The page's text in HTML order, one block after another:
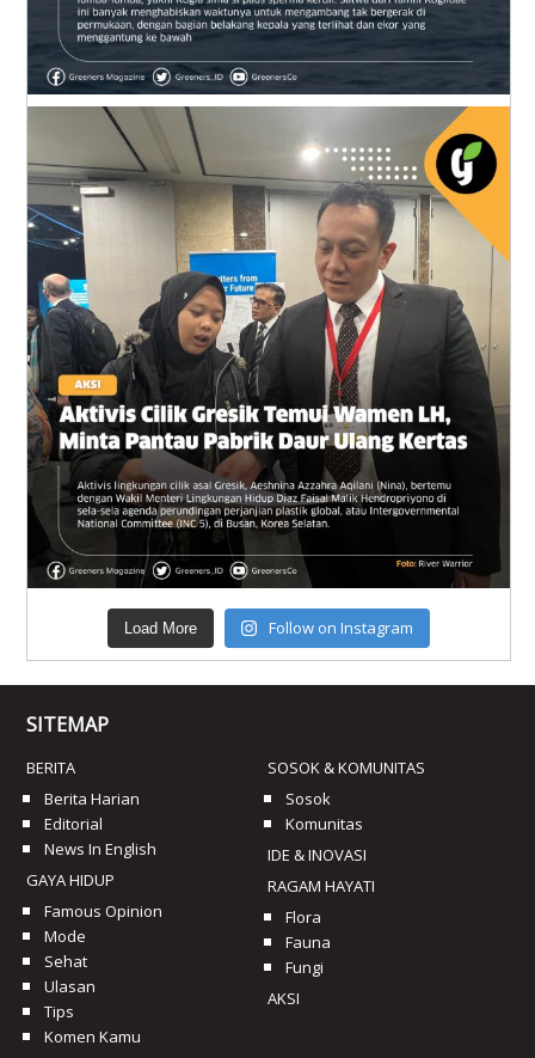
Load More Follow on Instagram
SITEMAP
BERITA
Berita Harian
Editorial
News In English
GAYA HIDUP
Famous Opinion
Mode
Sehat
Ulasan
Tips
Komen Kamu
SOSOK & KOMUNITAS
Sosok
Komunitas
IDE & INOVASI
RAGAM HAYATI
Flora
Fauna
Fungi
AKSI